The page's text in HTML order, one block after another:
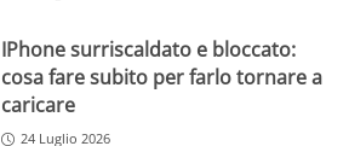
IPhone surriscaldato e bloccato:
cosa fare subito per farlo tornare a
caricare
24 Luglio 2026